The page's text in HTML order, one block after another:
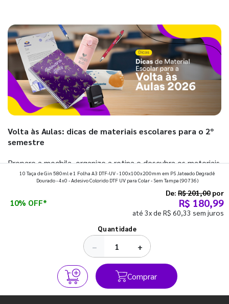
Volta às Aulas: dicas de materiais escolares para o 2º
semestre
Prepare a mochila, organize a rotina e descubra os materiais
que fazem toda diferença para começar o segundo
10 Taça de Gin 580ml e 1 Folha A3 DTF-UV - 100x100x200mm em PS Jateado Degradê
Dourado - 4x0 - Adesivo Colorido DTF UV para Colar - Sem Tampa (90736)
10% OFF*
De: R$ 201,00 por
R$ 180,99
até 3x de R$ 60,33 sem juros
Quantidade
− +
Comprar